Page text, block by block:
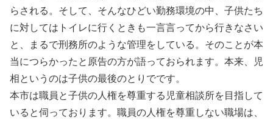
らされる。そして、そんなひどい勤務環境の中、子供たち
に対してはトイレに行くときも一言言ってから行きなさい
と、まるで刑務所のような管理をしている。そのことが本
当につらかったと原告の方が語っておられます。本来、児
相というのは子供の最後のとりでです。
本市は職員と子供の人権を尊重する児童相談所を目指して
いると伺っております。職員の人権を尊重しない職場は、